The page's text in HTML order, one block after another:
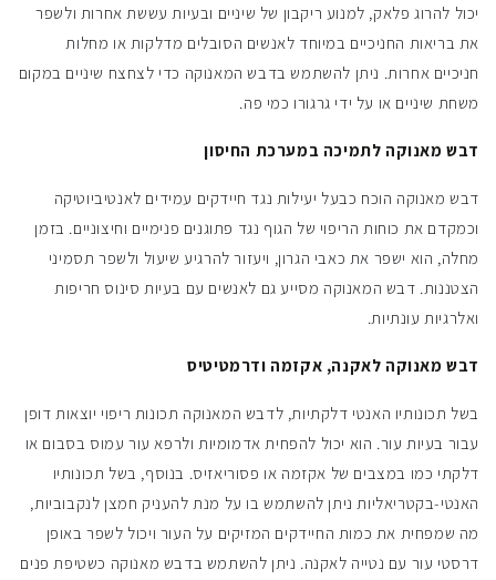
יכול להרוג פלאק, למנוע ריקבון של שיניים ובעיות עששת אחרות ולשפר
את בריאות החניכיים במיוחד לאנשים הסובלים מדלקות או מחלות
חניכיים אחרות. ניתן להשתמש בדבש המאנוקה כדי לצחצח שיניים במקום
משחת שיניים או על ידי גרגורו כמי פה.
דבש מאנוקה לתמיכה במערכת החיסון
דבש מאנוקה הוכח כבעל יעילות נגד חיידקים עמידים לאנטיביוטיקה
וכמקדם את כוחות הריפוי של הגוף נגד פתוגנים פנימיים וחיצוניים. בזמן
מחלה, הוא ישפר את כאבי הגרון, ויעזור להרגיע שיעול ולשפר תסמיני
הצטננות. דבש המאנוקה מסייע גם לאנשים עם בעיות סינוס חריפות
ואלרגיות עונתיות.
דבש מאנוקה לאקנה, אקזמה ודרמטיטיס
בשל תכונותיו האנטי דלקתיות, לדבש המאנוקה תכונות ריפוי יוצאות דופן
עבור בעיות עור. הוא יכול להפחית אדמומיות ולרפא עור עמוס בסבום או
דלקתי כמו במצבים של אקזמה או פסוריאזיס. בנוסף, בשל תכונותיו
האנטי-בקטריאליות ניתן להשתמש בו על מנת להעניק חמצן לנקבוביות,
מה שמפחית את כמות החיידקים המזיקים על העור ויכול לשפר באופן
דרסטי עור עם נטייה לאקנה. ניתן להשתמש בדבש מאנוקה כשטיפת פנים